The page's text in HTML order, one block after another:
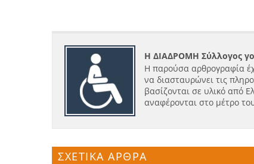
Η ΔΙΑΔΡΟΜΗ Σύλλογος
Η παρούσα αρθρογραφία
να διασταυρώνει τις
βασίζονται σε υλικό από
αναφέρονται στο μέτρο
ΣΧΕΤΙΚΑ ΑΡΘΡΑ